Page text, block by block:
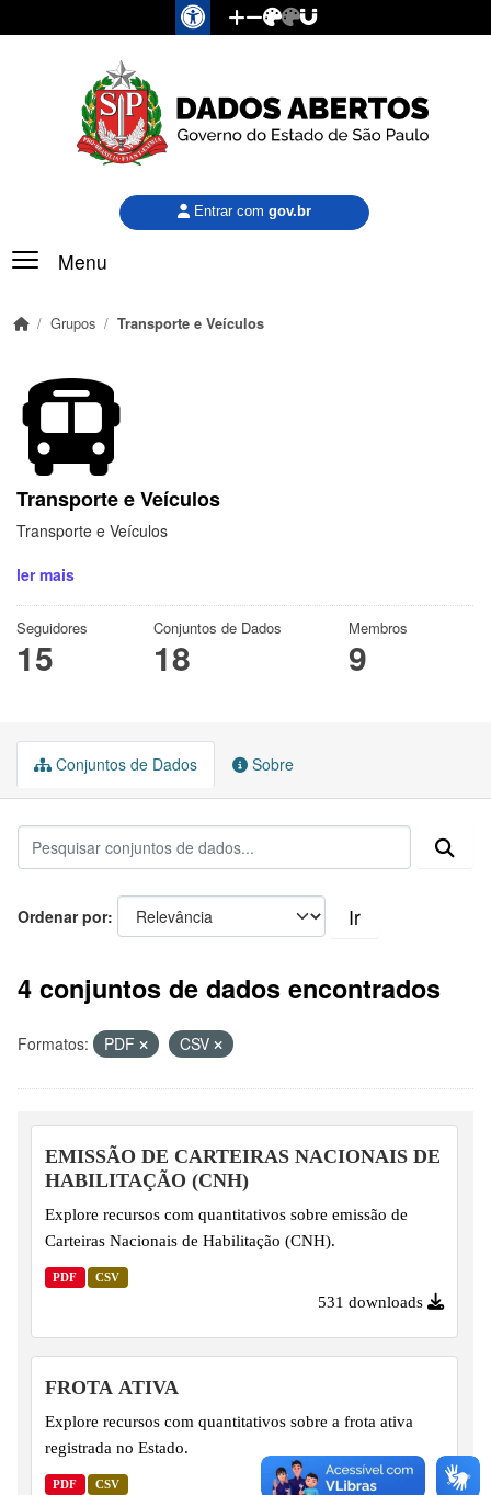
Pular para o conteúdo principal
Menu
Entrar com gov.br
Grupos Transporte e Veículos
Transporte e Veículos
Transporte e Veículos
ler mais
Seguidores
15
Conjuntos de Dados
18
Membros
9
Conjuntos de Dados Sobre
Ordenar por Ir
4 conjuntos de dados encontrados
Formatos: PDF CSV
EMISSÃO DE CARTEIRAS NACIONAIS DE
HABILITAÇÃO (CNH)
Explore recursos com quantitativos sobre emissão de
Carteiras Nacionais de Habilitação (CNH).
PDF CSV
531 downloads
FROTA ATIVA
Explore recursos com quantitativos sobre a frota ativa
registrada no Estado.
PDF CSV